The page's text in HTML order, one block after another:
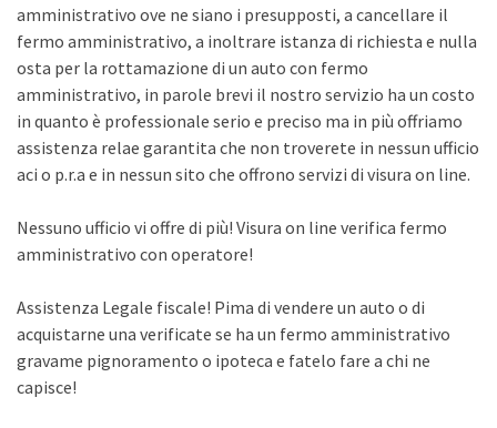
amministrativo ove ne siano i presupposti, a cancellare il
fermo amministrativo, a inoltrare istanza di richiesta e nulla
osta per la rottamazione di un auto con fermo
amministrativo, in parole brevi il nostro servizio ha un costo
in quanto è professionale serio e preciso ma in più offriamo
assistenza relae garantita che non troverete in nessun ufficio
aci o p.r.a e in nessun sito che offrono servizi di visura on line.
Nessuno ufficio vi offre di più! Visura on line verifica fermo
amministrativo con operatore!
Assistenza Legale fiscale! Pima di vendere un auto o di
acquistarne una verificate se ha un fermo amministrativo
gravame pignoramento o ipoteca e fatelo fare a chi ne
capisce!